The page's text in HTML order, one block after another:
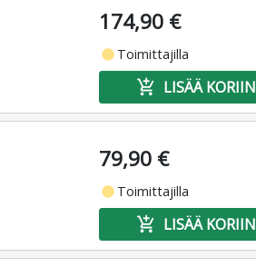
174,90 €
fiber_manual_record Toimittajilla
add_shopping_cart LISÄÄ KORIIN
79,90 €
fiber_manual_record Toimittajilla
add_shopping_cart LISÄÄ KORIIN